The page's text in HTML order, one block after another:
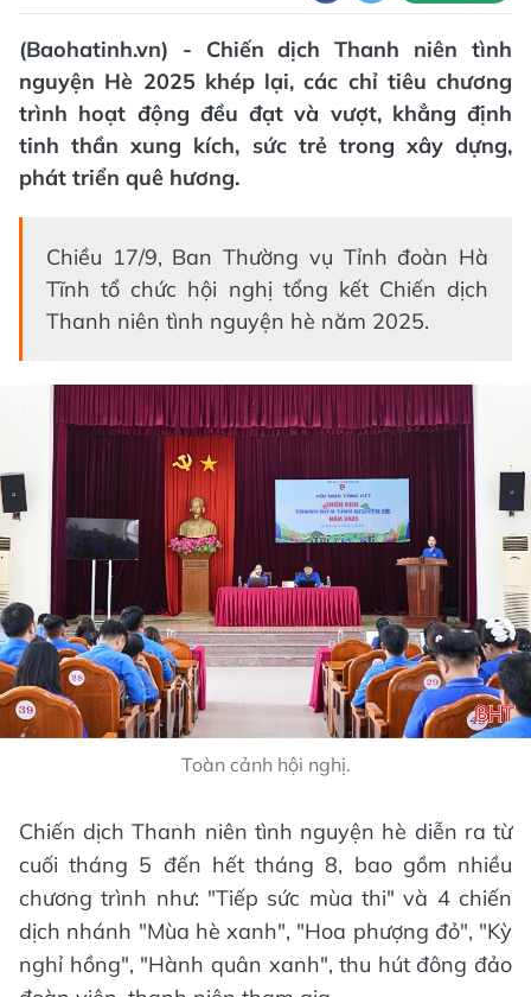
(Baohatinh.vn) - Chiến dịch Thanh niên tình
nguyện Hè 2025 khép lại, các chỉ tiêu chương
trình hoạt động đều đạt và vượt, khẳng định
tinh thần xung kích, sức trẻ trong xây dựng,
phát triển quê hương.
Chiều 17/9, Ban Thường vụ Tỉnh đoàn Hà
Tĩnh tổ chức hội nghị tổng kết Chiến dịch
Thanh niên tình nguyện hè năm 2025.
Toàn cảnh hội nghị.
Chiến dịch Thanh niên tình nguyện hè diễn ra từ
cuối tháng 5 đến hết tháng 8, bao gồm nhiều
chương trình như: "Tiếp sức mùa thi" và 4 chiến
dịch nhánh "Mùa hè xanh", "Hoa phượng đỏ", "Kỳ
nghỉ hồng", "Hành quân xanh", thu hút đông đảo